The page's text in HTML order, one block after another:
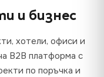
и бизнес
хотели, офиси и
B2B платформа с
по поръчка и